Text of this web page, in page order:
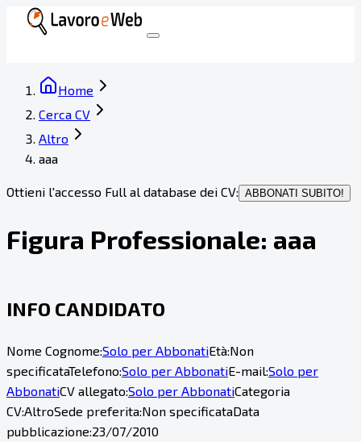
Home
Cerca CV
Altro
aaa
Ottieni l'accesso Full al database dei CV: ABBONATI SUBITO!
Figura Professionale: aaa
INFO CANDIDATO
Nome Cognome:Solo per AbbonatiEtà:Non
specificataTelefono:Solo per AbbonatiE-mail:Solo per
AbbonatiCV allegato:Solo per AbbonatiCategoria
CV:AltroSede preferita:Non specificataData
pubblicazione:23/07/2010